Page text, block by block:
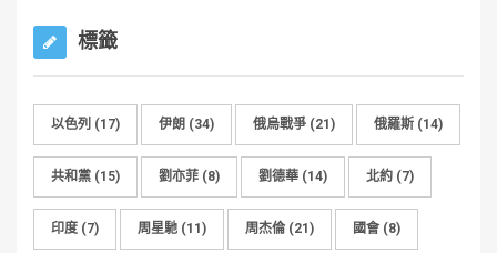
標籤
以色列 (17) 伊朗 (34) 俄烏戰爭 (21) 俄羅斯 (14)
共和黨 (15) 劉亦菲 (8) 劉德華 (14) 北約 (7)
印度 (7) 周星馳 (11) 周杰倫 (21) 國會 (8)